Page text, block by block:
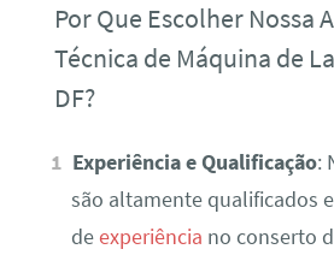
Por Que Escolher Nossa
Técnica de Máquina de
DF?
Experiência e Qualificação:
são altamente qualificados
deexperiência no conserto